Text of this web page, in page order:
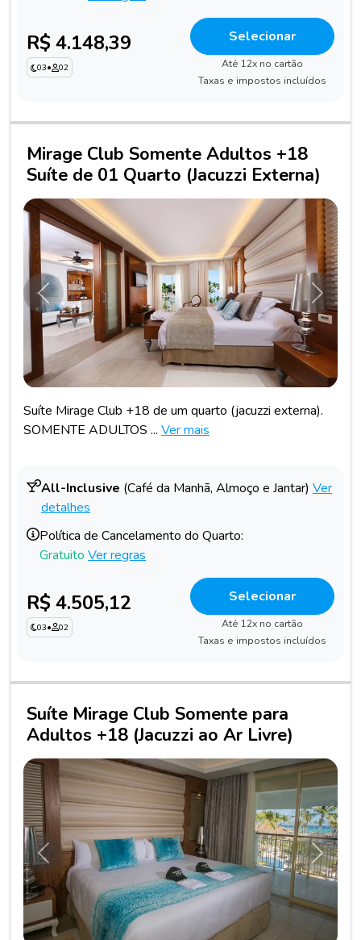
R$ 4.148,39
03• 02
Selecionar
Até 12x no cartão
Taxas e impostos incluídos
Mirage Club Somente Adultos +18
Suíte de 01 Quarto (Jacuzzi Externa)
Anterior
Suíte Mirage Club +18 de um quarto (jacuzzi externa).
SOMENTE ADULTOS ... Ver mais
All-Inclusive (Café da Manhã, Almoço e Jantar) Ver
detalhes
Política de Cancelamento do Quarto:
Gratuito Ver regras
R$ 4.505,12
03• 02
Selecionar
Até 12x no cartão
Taxas e impostos incluídos
Suíte Mirage Club Somente para
Adultos +18 (Jacuzzi ao Ar Livre)
Anterior